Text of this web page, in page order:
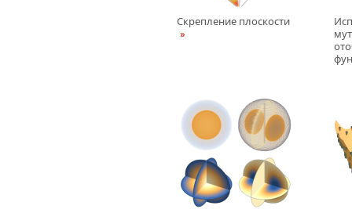
Скрепление плоскости